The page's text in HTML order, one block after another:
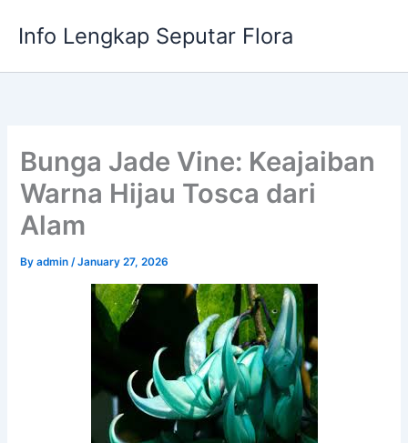
Info Lengkap Seputar Flora
Bunga Jade Vine: Keajaiban
Warna Hijau Tosca dari
Alam
Byadmin/January 27, 2026